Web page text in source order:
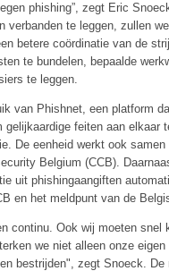
phishing”, zegt Eric
te leggen, zullen
betere coördinatie van de
te bundelen, bepaalde
te leggen.
van Phishnet, een platform
feiten aan elkaar
De eenheid werkt ook
Belgium (CCB).
uit phishingaangiften
en het meldpunt van de
continu. Ook wij moeten snel
we niet alleen onze
bestrijden", zegt Snoeck.